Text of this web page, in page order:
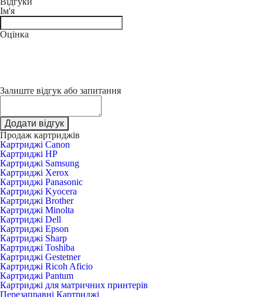
Ім'я
Оцінка
Залиште відгук або запитання
Додати відгук
Продаж картриджів
Картриджі Canon
Картриджі HP
Картриджі Samsung
Картриджі Xerox
Картриджі Panasonic
Картриджі Kyocera
Картриджі Brother
Картриджі Minolta
Картриджі Dell
Картриджі Epson
Картриджі Sharp
Картриджі Toshiba
Картриджі Gestetner
Картриджі Ricoh Aficio
Картриджі Pantum
Картриджі для матричних принтерів
Перезаправні Картриджі